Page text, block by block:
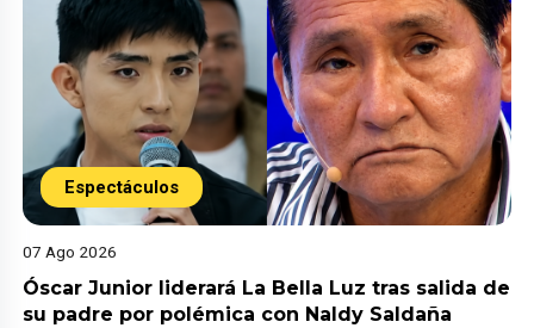
Espectáculos
07 Ago 2026
Óscar Junior liderará La Bella Luz tras salida de
su padre por polémica con Naldy Saldaña